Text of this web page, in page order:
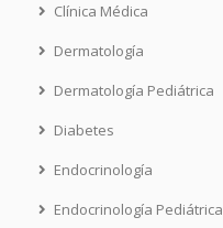
Clínica Médica
Dermatología
Dermatología Pediátrica
Diabetes
Endocrinología
Endocrinología Pediátrica